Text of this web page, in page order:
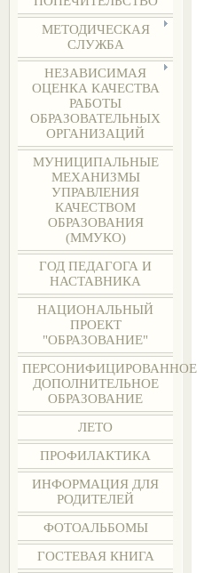
МЕТОДИЧЕСКАЯ
СЛУЖБА
НЕЗАВИСИМАЯ
ОЦЕНКА КАЧЕСТВА
РАБОТЫ
ОБРАЗОВАТЕЛЬНЫХ
ОРГАНИЗАЦИЙ
МУНИЦИПАЛЬНЫЕ
МЕХАНИЗМЫ
УПРАВЛЕНИЯ
КАЧЕСТВОМ
ОБРАЗОВАНИЯ
(ММУКО)
ГОД ПЕДАГОГА И
НАСТАВНИКА
НАЦИОНАЛЬНЫЙ
ПРОЕКТ
"ОБРАЗОВАНИЕ"
ПЕРСОНИФИЦИРОВАННОЕ
ДОПОЛНИТЕЛЬНОЕ
ОБРАЗОВАНИЕ
ЛЕТО
ПРОФИЛАКТИКА
ИНФОРМАЦИЯ ДЛЯ
РОДИТЕЛЕЙ
ФОТОАЛЬБОМЫ
ГОСТЕВАЯ КНИГА